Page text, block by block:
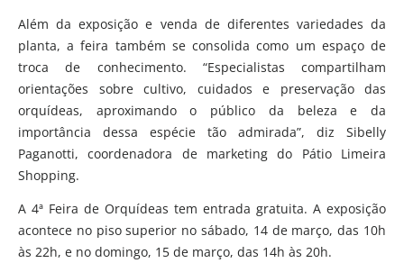
Além da exposição e venda de diferentes variedades da
planta, a feira também se consolida como um espaço de
troca de conhecimento. “Especialistas compartilham
orientações sobre cultivo, cuidados e preservação das
orquídeas, aproximando o público da beleza e da
importância dessa espécie tão admirada”, diz Sibelly
Paganotti, coordenadora de marketing do Pátio Limeira
Shopping.
A 4ª Feira de Orquídeas tem entrada gratuita. A exposição
acontece no piso superior no sábado, 14 de março, das 10h
às 22h, e no domingo, 15 de março, das 14h às 20h.